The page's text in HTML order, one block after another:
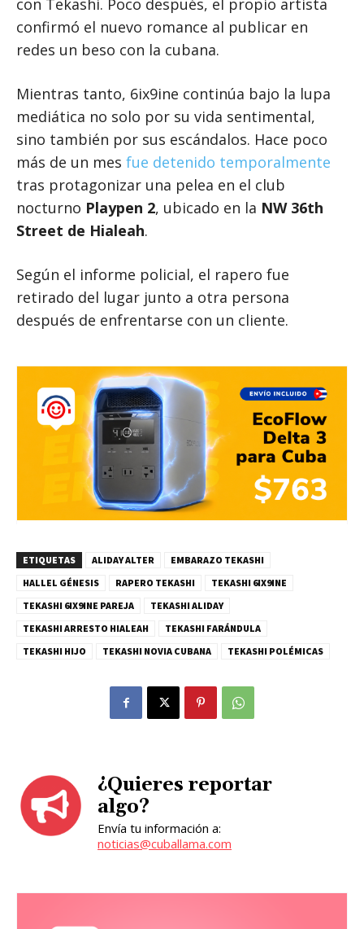
con Tekashi. Poco después, el propio artista
confirmó el nuevo romance al publicar en
redes un beso con la cubana.
Mientras tanto, 6ix9ine continúa bajo la lupa
mediática no solo por su vida sentimental,
sino también por sus escándalos. Hace poco
más de un mes fue detenido temporalmente
tras protagonizar una pelea en el club
nocturno Playpen 2, ubicado en la NW 36th
Street de Hialeah.
Según el informe policial, el rapero fue
retirado del lugar junto a otra persona
después de enfrentarse con un cliente.
ETIQUETAS ALIDAY ALTER
EMBARAZO TEKASHI
HALLEL GÉNESIS
RAPERO TEKASHI
TEKASHI 6IX9INE
TEKASHI 6IX9INE PAREJA
TEKASHI ALIDAY
TEKASHI ARRESTO HIALEAH
TEKASHI FARÁNDULA
TEKASHI HIJO
TEKASHI NOVIA CUBANA TEKASHI POLÉMICAS
¿Quieres reportar
algo?
Envía tu información a:
noticias@cuballama.com